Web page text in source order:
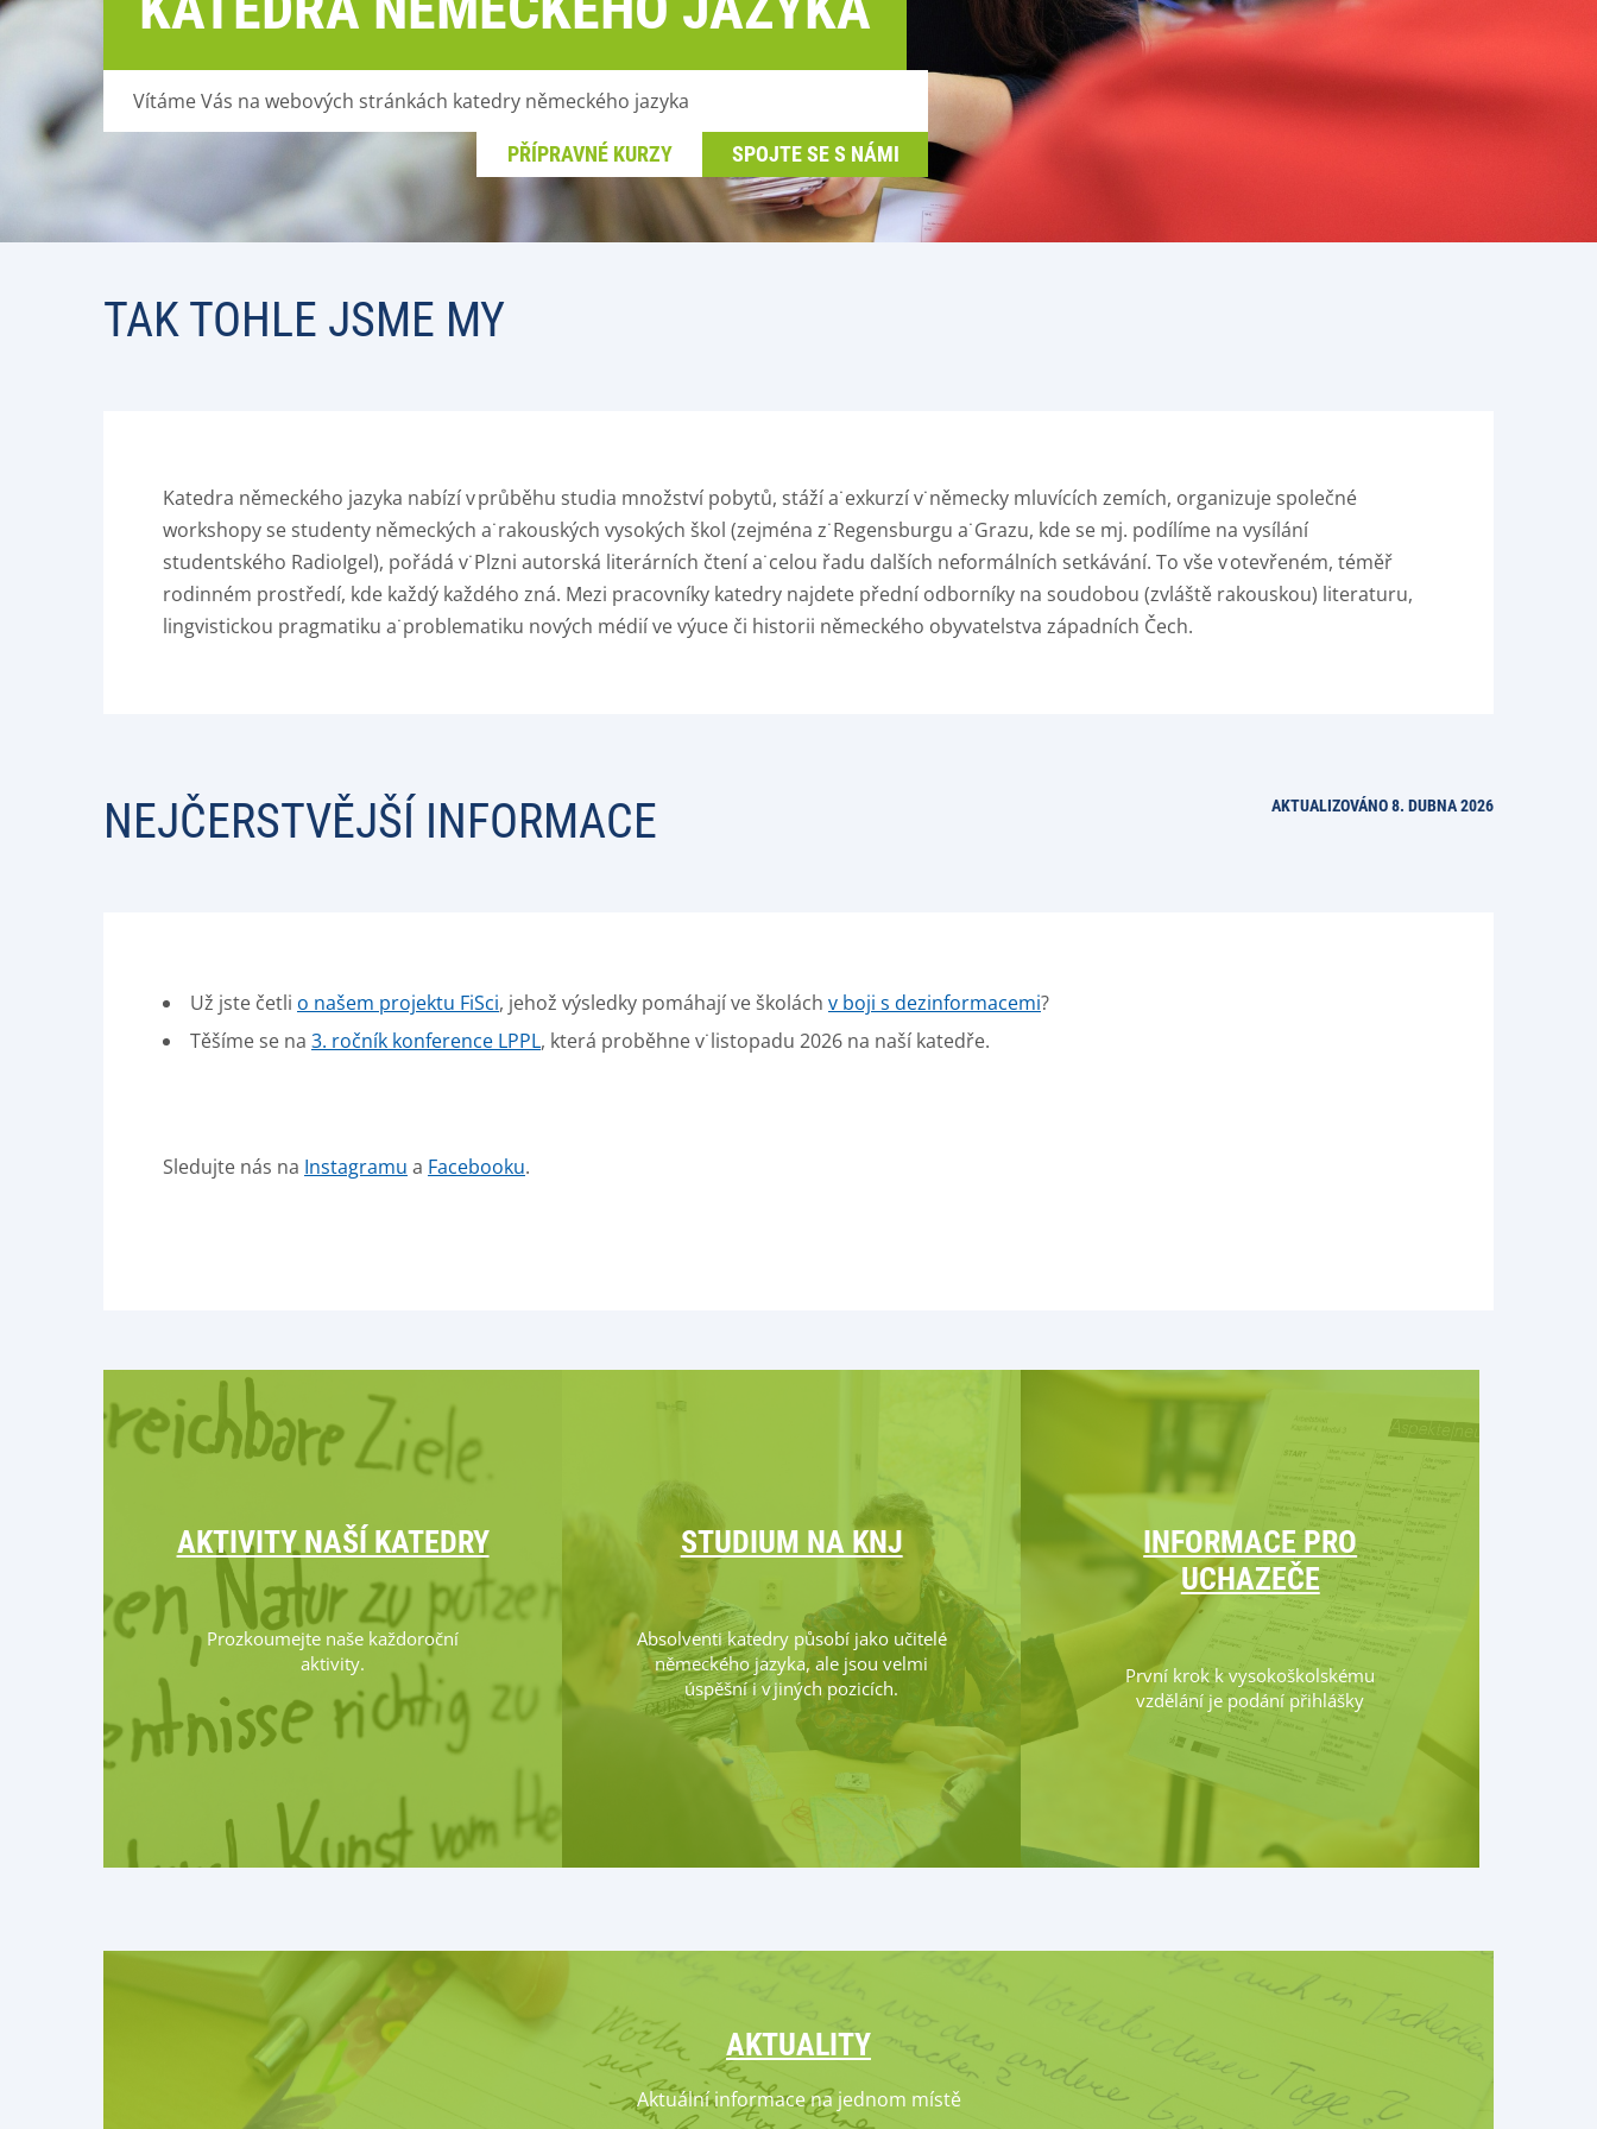
Vítáme Vás na webových stránkách katedry německého jazyka
SPOJTE SE S NÁMI
PŘÍPRAVNÉ KURZY
TAK TOHLE JSME MY
Katedra německého jazyka nabízí v průběhu studia množství pobytů, stáží a˙exkurzí v˙německy mluvících zemích, organizuje společné
workshopy se studenty německých a˙rakouských vysokých škol (zejména z˙Regensburgu a˙Grazu, kde se mj. podílíme na vysílání
studentského RadioIgel), pořádá v˙Plzni autorská literárních čtení a˙celou řadu dalších neformálních setkávání. To vše v otevřeném, téměř
rodinném prostředí, kde každý každého zná. Mezi pracovníky katedry najdete přední odborníky na soudobou (zvláště rakouskou) literaturu,
lingvistickou pragmatiku a˙problematiku nových médií ve výuce či historii německého obyvatelstva západních Čech.
NEJČERSTVĚJŠÍ INFORMACE AKTUALIZOVÁNO 8. DUBNA 2026
Už jste četli o našem projektu FiSci, jehož výsledky pomáhají ve školách v boji s dezinformacemi?
Těšíme se na 3. ročník konference LPPL, která proběhne v˙listopadu 2026 na naší katedře.
Sledujte nás na Instagramu a Facebooku.
AKTIVITY NAŠÍ KATEDRY
Prozkoumejte naše každoroční
aktivity.
STUDIUM NA KNJ
Absolventi katedry působí jako učitelé
německého jazyka, ale jsou velmi
úspěšní i v jiných pozicích.
INFORMACE PRO
UCHAZEČE
První krok k vysokoškolskému
vzdělání je podání přihlášky
AKTUALITY
Aktuální informace na jednom místě